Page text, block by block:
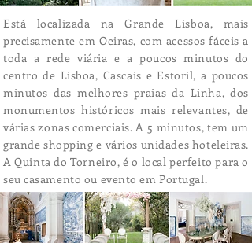
Está localizada na Grande Lisboa, mais
precisamente em Oeiras, com acessos fáceis a
toda a rede viária e a poucos minutos do
centro de Lisboa, Cascais e Estoril, a poucos
minutos das melhores praias da Linha, dos
monumentos históricos mais relevantes, de
várias zonas comerciais. A 5 minutos, tem um
grande shopping e vários unidades hoteleiras.
A Quinta do Torneiro, é o local perfeito para o
seu casamento ou evento em Portugal.